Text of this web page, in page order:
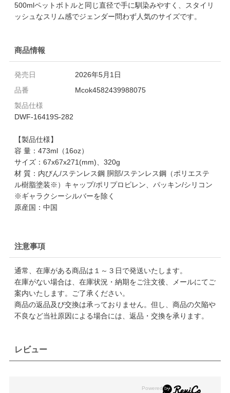
500mlペットボトルと同じ直径で手に馴染みやすく、スタイリ
ッシュなスリム感でジェンダー問わず人気のサイズです。
商品情報
発売日
2026年5月1日
品番
Mcok4582439988075
製品仕様
DWF-16419S-282
【製品仕様】
容 量：473ml（16oz）
サイズ：67x67x271(mm)、320g
材 質：内びん/ステンレス鋼 胴部/ステンレス鋼（ポリエステ
ル樹脂塗装※）キャップ/ポリプロピレン、パッキン/シリコン
※ギャラクシーシルバーを除く
原産国：中国
注意事項
通常、在庫がある商品は１～３日で発送いたします。
在庫がない場合は、在庫状況・納期をご注文後、メールにてご
案内いたします。ご了承ください。
商品の返品及び交換は承っておりません。但し、商品の欠陥や
不良など当社原因による場合には、返品・交換を承ります。
レビュー